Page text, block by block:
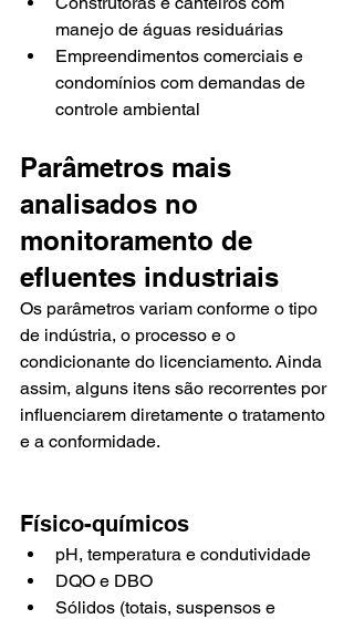
manejo de águas residuárias
Empreendimentos comerciais e
condomínios com demandas de
controle ambiental
Parâmetros mais
analisados no
monitoramento de
efluentes industriais
Os parâmetros variam conforme o tipo
de indústria, o processo e o
condicionante do licenciamento. Ainda
assim, alguns itens são recorrentes por
influenciarem diretamente o tratamento
e a conformidade.
Físico-químicos
pH, temperatura e condutividade
DQO e DBO
Sólidos (totais, suspensos e